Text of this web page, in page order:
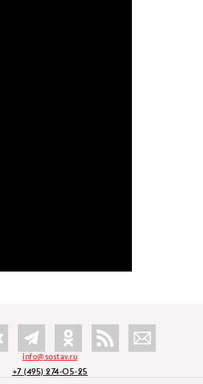
info@sostav.ru
+7 (495) 274-05-25